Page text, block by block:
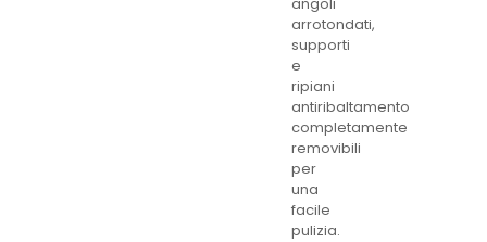
arrotondati,
supporti
e
ripiani
antiribaltamento
completamente
removibili
per
una
facile
pulizia.